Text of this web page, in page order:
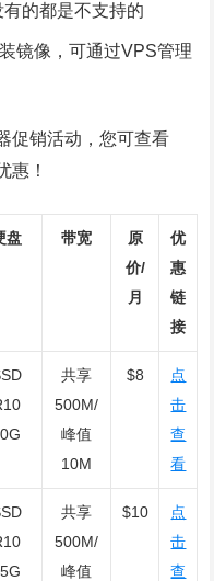
的都是不支持的
镜像，可通过VPS管理
促销活动，您可查看
惠！
盘 带宽
原
价/
月
优
惠
链
接
共享
500M/
峰值
10M
$8
点
击
查
看
共享
500M/
峰值
$10
点
击
查